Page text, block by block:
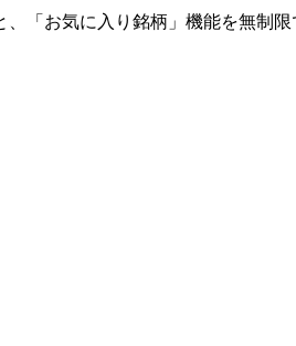
「お気に入り銘柄」機能を無制限